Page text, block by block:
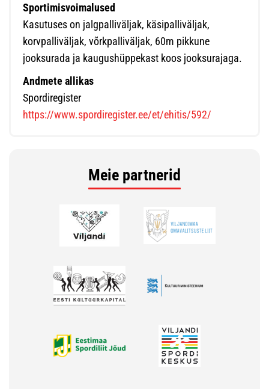
Sportimisvoimalused
Kasutuses on jalgpalliväljak, käsipalliväljak,
korvpalliväljak, võrkpalliväljak, 60m pikkune
jooksurada ja kaugushüppekast koos jooksurajaga.
Andmete allikas
Spordiregister
https://www.spordiregister.ee/et/ehitis/592/
Meie partnerid